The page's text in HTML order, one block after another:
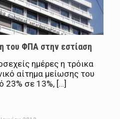
του ΦΠΑ στην εστίαση
ημέρες η τρόικα
αίτημα μείωσης του
23% σε 13%, […]